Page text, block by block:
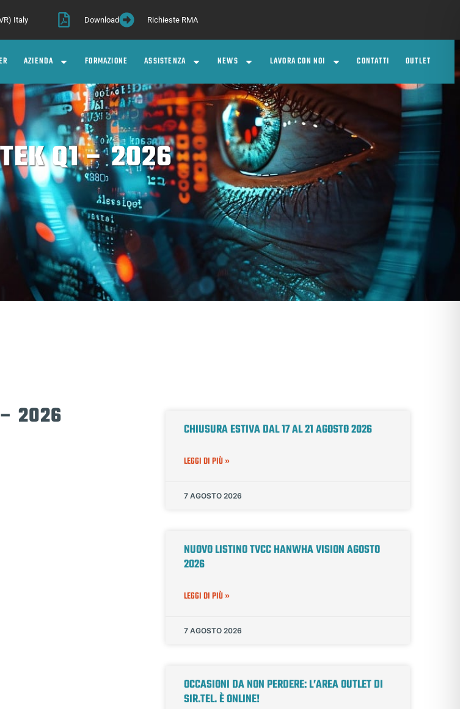
Italy Download Richieste RMA
AZIENDA FORMAZIONE ASSISTENZA NEWS LAVORA CON NOI CONTATTI OUTLET
Q1 – 2026
– 2026 CHIUSURA ESTIVA DAL 17 AL 21 AGOSTO 2026
LEGGI DI PIÙ »
7 AGOSTO 2026
NUOVO LISTINO TVCC HANWHA VISION AGOSTO
2026
LEGGI DI PIÙ »
7 AGOSTO 2026
OCCASIONI DA NON PERDERE: L’AREA OUTLET DI
SIR.TEL. È ONLINE!